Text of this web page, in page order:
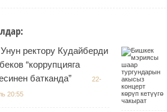
ректору Кудайберди
“коррупцияга
батканда”
22-
20:55